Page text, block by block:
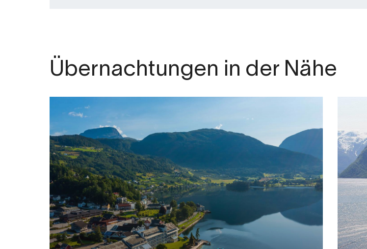
Übernachtungen in der Nähe